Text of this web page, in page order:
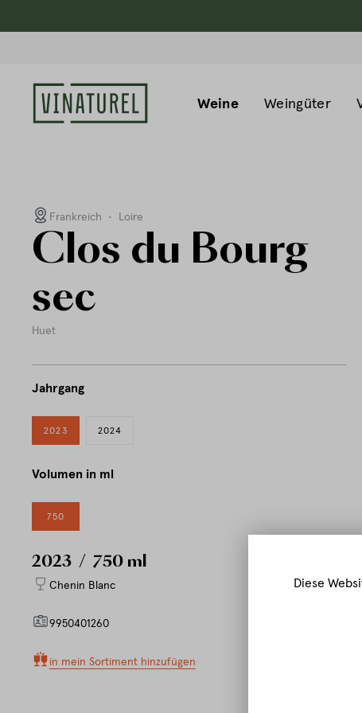
Weine Weingüter
Frankreich • Loire
Clos du Bourg
sec
Huet
Jahrgang
2023 2024
Volumen in ml
750
2023 / 750 ml
Chenin Blanc
9950401260
in mein Sortiment hinzufügen
Diese